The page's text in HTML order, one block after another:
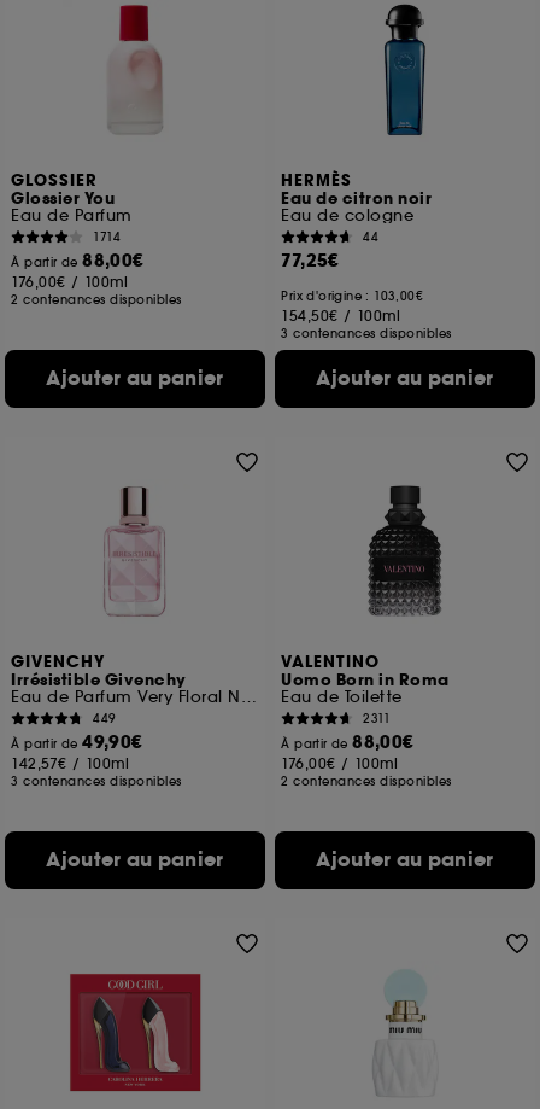
GLOSSIER
Glossier You
Eau de Parfum
1714
À partir de88,00€
176,00€ / 100ml
2 contenances disponibles
Ajouter au panier
HERMÈS
Eau de citron noir
Eau de cologne
44
77,25€
Prix d'origine : 103,00€
154,50€ / 100ml
3 contenances disponibles
Ajouter au panier
GIVENCHY
Irrésistible Givenchy
Eau de Parfum Very Floral Notes Florales Boisées
449
À partir de49,90€
142,57€ / 100ml
3 contenances disponibles
Ajouter au panier
VALENTINO
Uomo Born in Roma
Eau de Toilette
2311
À partir de88,00€
176,00€ / 100ml
2 contenances disponibles
Ajouter au panier